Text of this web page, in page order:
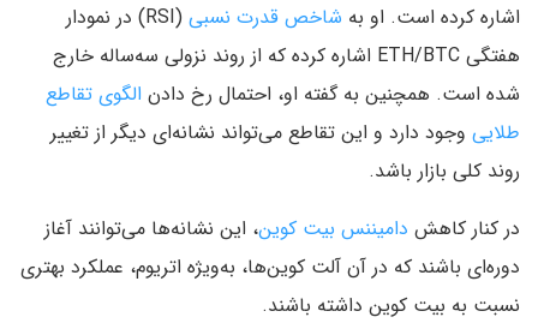
اشاره کرده است. او به شاخص قدرت نسبی
(RSI) در نمودار
هفتگی ETH/BTC اشاره کرده که از روند نزولی سه‌ساله خارج
شده است. همچنین به گفته او، احتمال رخ دادن الگوی تقاطع
طلایی وجود دارد و این تقاطع می‌تواند نشانه‌ای دیگر از تغییر
روند کلی بازار باشد.
در کنار کاهش دامیننس بیت‌ کوین، این نشانه‌ها می‌توانند آغاز
دوره‌ای باشند که در آن آلت‌ کوین‌ها، به‌ویژه اتریوم، عملکرد بهتری
نسبت به بیت‌ کوین داشته باشند.